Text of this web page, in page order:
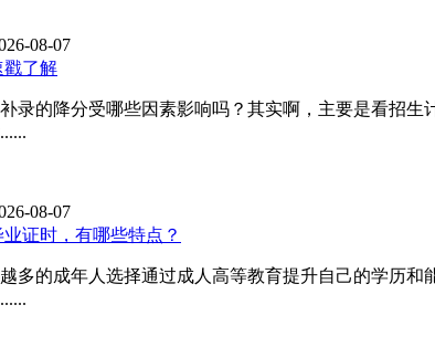
08-07
戳了解
的降分受哪些因素影响吗？其实啊，主要是看招生
08-07
证时，有哪些特点？
多的成年人选择通过成人高等教育提升自己的学历